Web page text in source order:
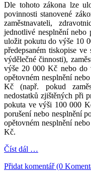
Dle tohoto zákona lze
povinnosti stanovené
zaměstnavateli,
jednotlivé nesplnění nebo
uložit pokutu do výše 10
předepsaném tiskopise ve
výdělečné činnosti),
výše 20 000 Kč nebo do
opětovném nesplnění
Kč (např. pokud
nedostatků zjištěných při
pokuta ve výši 100 000
porušení nebo nesplnění
opětovném nesplnění
Kč.
Číst dál …
Přidat komentář (0